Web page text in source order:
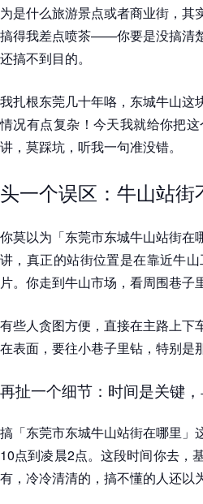
为是什么旅游景点或者商业街，
搞得我差点喷茶——你要是没搞清
还搞不到目的。
我扎根东莞几十年咯，东城牛山这
情况有点复杂！今天我就给你把
讲，莫踩坑，听我一句准没错。
头一个误区：牛山站
你莫以为「东莞市东城牛山站街在
讲，真正的站街位置是在靠近牛
片。你走到牛山市场，看周围巷子
有些人贪图方便，直接在主路上下
在表面，要往小巷子里钻，特别是
再扯一个细节：时间是关键
搞「东莞市东城牛山站街在哪里」
10点到凌晨2点。这段时间你去，
有，冷冷清清的，搞不懂的人还以